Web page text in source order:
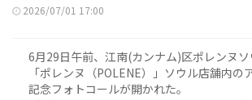
2026/07/01 17:00
6月29日午前、江南(カンナム)区ポレンヌソ
「ポレンヌ（POLENE）」ソウル店舗内の
記念フォトコールが開かれた。